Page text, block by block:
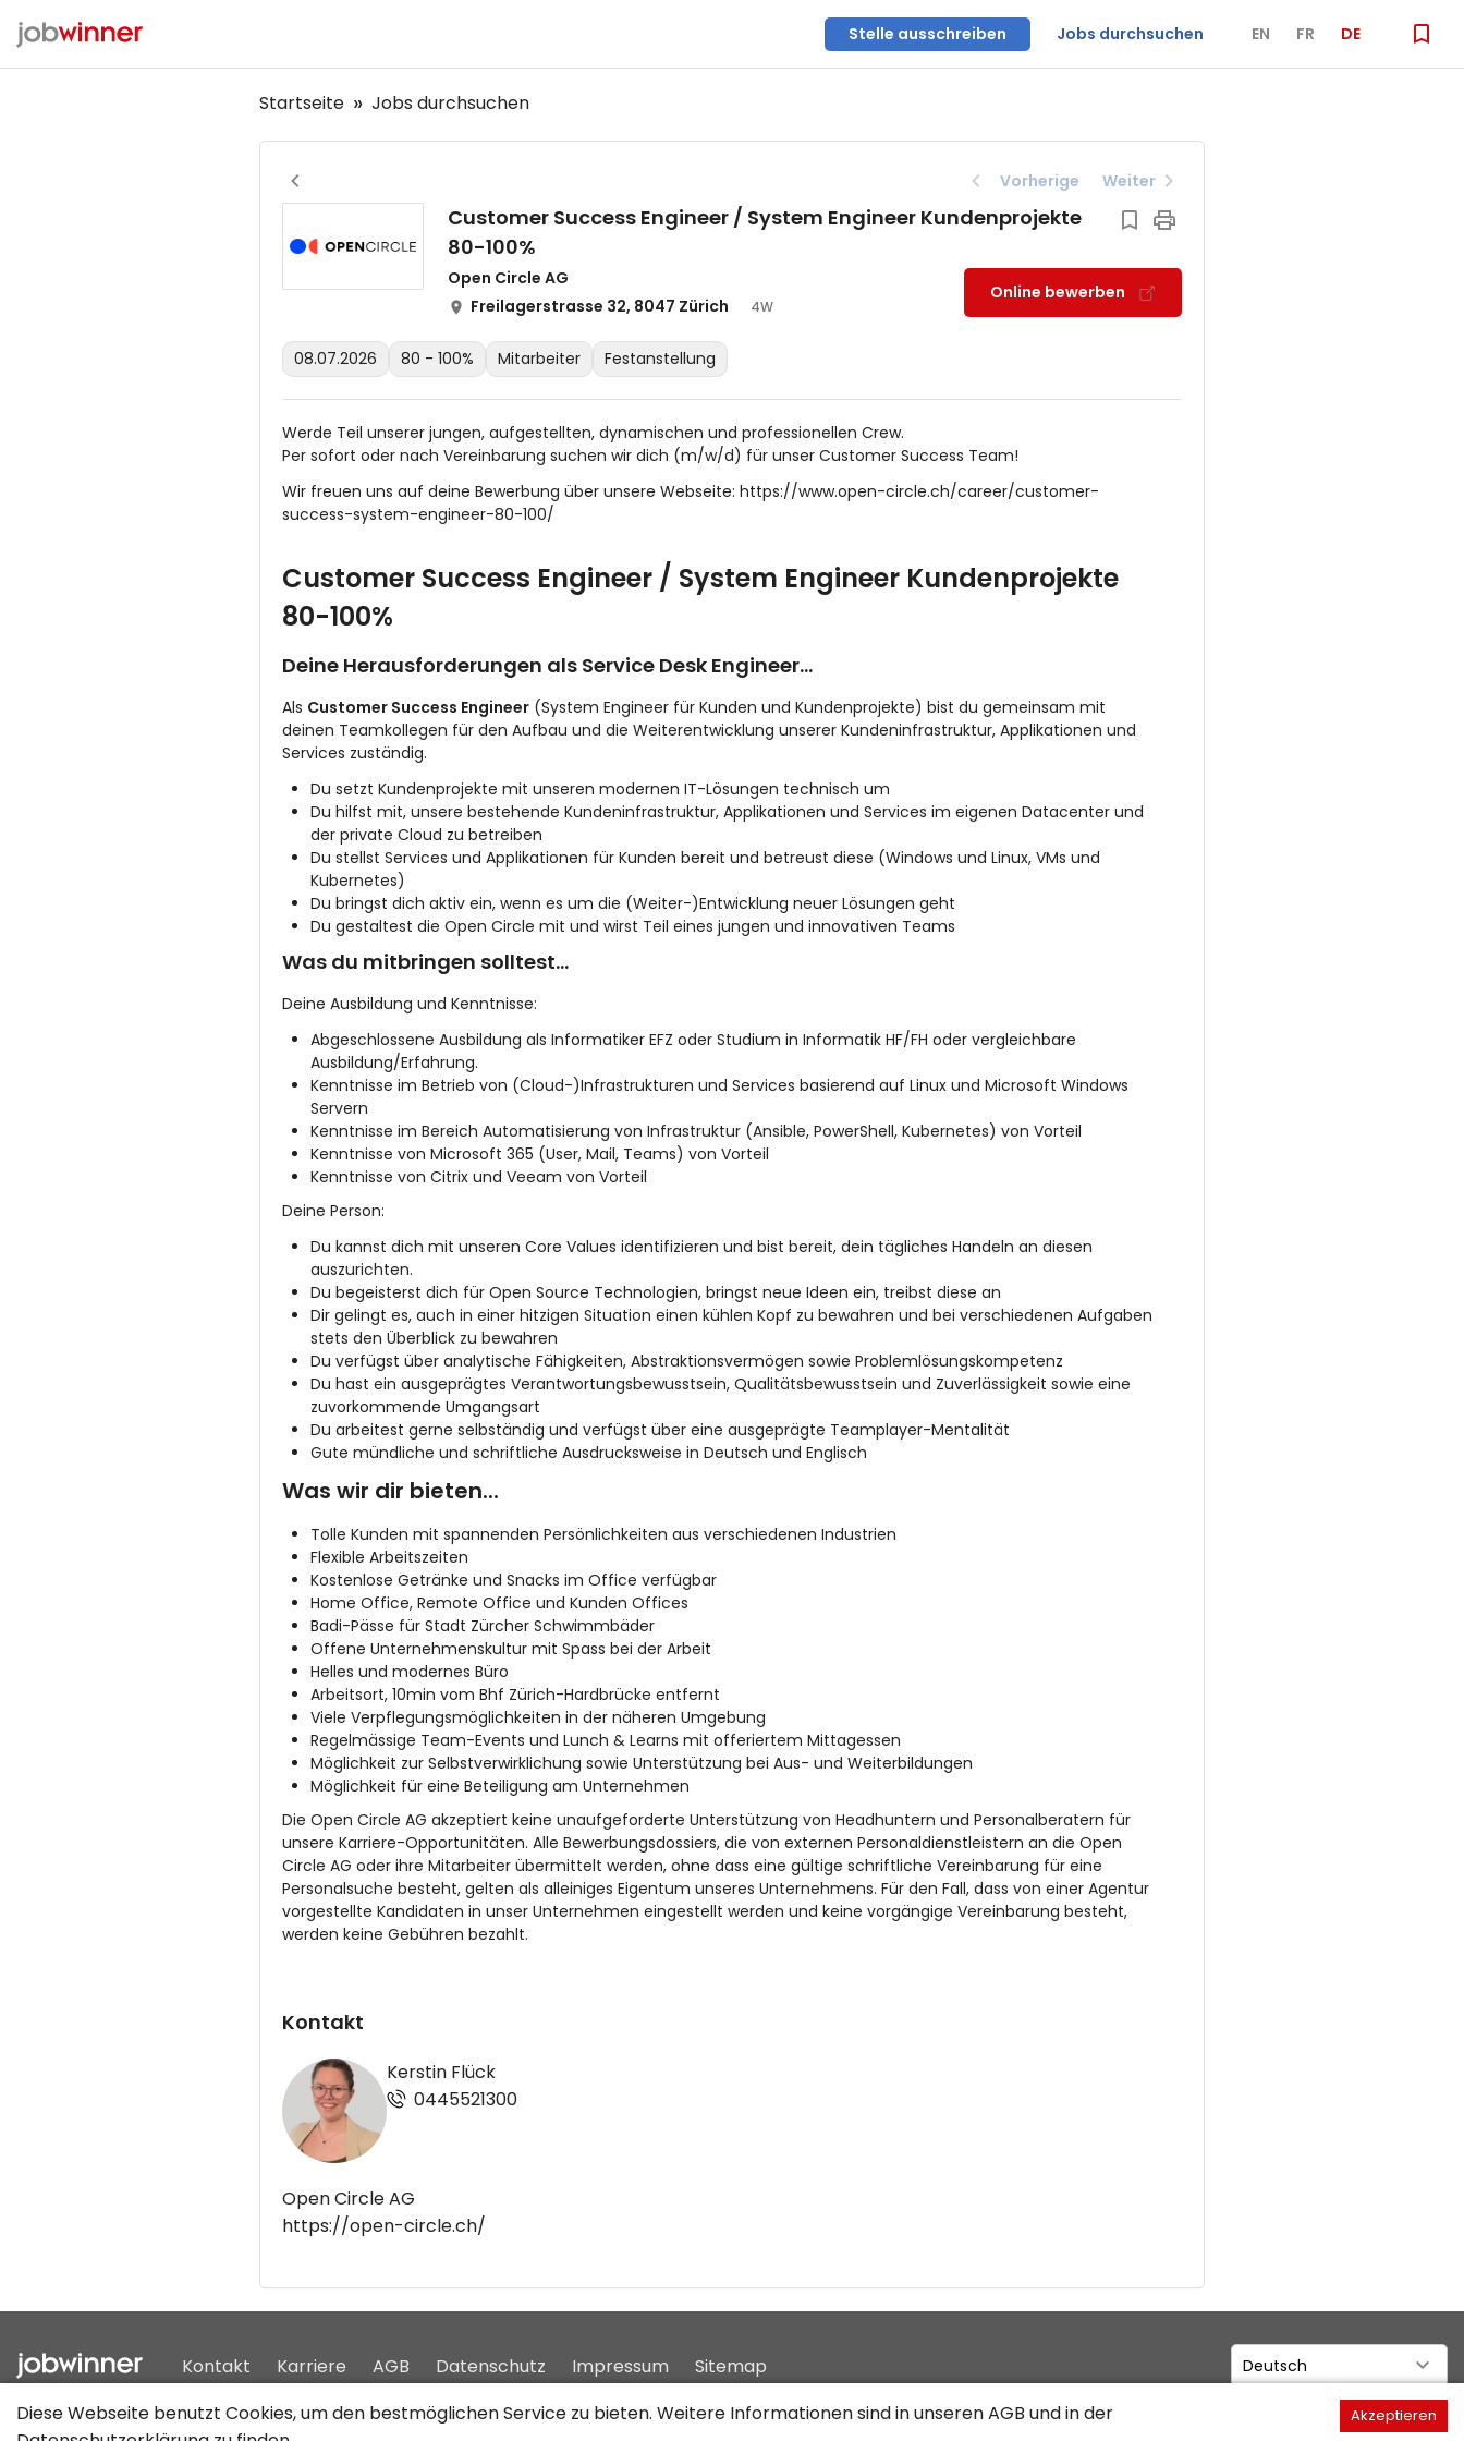
Stelle ausschreiben Jobs durchsuchen EN FR DE
Startseite Jobs durchsuchen
Vorherige Weiter
Customer Success Engineer / System Engineer Kundenprojekte
80-100%
Open Circle AG
Freilagerstrasse 32, 8047 Zürich
4W
Online bewerben
08.07.2026 80 - 100% Mitarbeiter Festanstellung
Werde Teil unserer jungen, aufgestellten, dynamischen und professionellen Crew.
Per sofort oder nach Vereinbarung suchen wir dich (m/w/d) für unser Customer Success Team!
Wir freuen uns auf deine Bewerbung über unsere Webseite: https://www.open-circle.ch/career/customer-
success-system-engineer-80-100/
Customer Success Engineer / System Engineer Kundenprojekte
80-100%
Deine Herausforderungen als Service Desk Engineer…
Als Customer Success Engineer (System Engineer für Kunden und Kundenprojekte) bist du gemeinsam mit
deinen Teamkollegen für den Aufbau und die Weiterentwicklung unserer Kundeninfrastruktur, Applikationen und
Services zuständig.
Du setzt Kundenprojekte mit unseren modernen IT-Lösungen technisch um
Du hilfst mit, unsere bestehende Kundeninfrastruktur, Applikationen und Services im eigenen Datacenter und
der private Cloud zu betreiben
Du stellst Services und Applikationen für Kunden bereit und betreust diese (Windows und Linux, VMs und
Kubernetes)
Du bringst dich aktiv ein, wenn es um die (Weiter-)Entwicklung neuer Lösungen geht
Du gestaltest die Open Circle mit und wirst Teil eines jungen und innovativen Teams
Was du mitbringen solltest…
Deine Ausbildung und Kenntnisse:
Abgeschlossene Ausbildung als Informatiker EFZ oder Studium in Informatik HF/FH oder vergleichbare
Ausbildung/Erfahrung.
Kenntnisse im Betrieb von (Cloud-)Infrastrukturen und Services basierend auf Linux und Microsoft Windows
Servern
Kenntnisse im Bereich Automatisierung von Infrastruktur (Ansible, PowerShell, Kubernetes) von Vorteil
Kenntnisse von Microsoft 365 (User, Mail, Teams) von Vorteil
Kenntnisse von Citrix und Veeam von Vorteil
Deine Person:
Du kannst dich mit unseren Core Values identifizieren und bist bereit, dein tägliches Handeln an diesen
auszurichten.
Du begeisterst dich für Open Source Technologien, bringst neue Ideen ein, treibst diese an
Dir gelingt es, auch in einer hitzigen Situation einen kühlen Kopf zu bewahren und bei verschiedenen Aufgaben
stets den Überblick zu bewahren
Du verfügst über analytische Fähigkeiten, Abstraktionsvermögen sowie Problemlösungskompetenz
Du hast ein ausgeprägtes Verantwortungsbewusstsein, Qualitätsbewusstsein und Zuverlässigkeit sowie eine
zuvorkommende Umgangsart
Du arbeitest gerne selbständig und verfügst über eine ausgeprägte Teamplayer-Mentalität
Gute mündliche und schriftliche Ausdrucksweise in Deutsch und Englisch
Was wir dir bieten...
Tolle Kunden mit spannenden Persönlichkeiten aus verschiedenen Industrien
Flexible Arbeitszeiten
Kostenlose Getränke und Snacks im Office verfügbar
Home Office, Remote Office und Kunden Offices
Badi-Pässe für Stadt Zürcher Schwimmbäder
Offene Unternehmenskultur mit Spass bei der Arbeit
Helles und modernes Büro
Arbeitsort, 10min vom Bhf Zürich-Hardbrücke entfernt
Viele Verpflegungsmöglichkeiten in der näheren Umgebung
Regelmässige Team-Events und Lunch & Learns mit offeriertem Mittagessen
Möglichkeit zur Selbstverwirklichung sowie Unterstützung bei Aus- und Weiterbildungen
Möglichkeit für eine Beteiligung am Unternehmen
Die Open Circle AG akzeptiert keine unaufgeforderte Unterstützung von Headhuntern und Personalberatern für
unsere Karriere-Opportunitäten. Alle Bewerbungsdossiers, die von externen Personaldienstleistern an die Open
Circle AG oder ihre Mitarbeiter übermittelt werden, ohne dass eine gültige schriftliche Vereinbarung für eine
Personalsuche besteht, gelten als alleiniges Eigentum unseres Unternehmens. Für den Fall, dass von einer Agentur
vorgestellte Kandidaten in unser Unternehmen eingestellt werden und keine vorgängige Vereinbarung besteht,
werden keine Gebühren bezahlt.
Kontakt
Kerstin Flück
0445521300
Open Circle AG
https://open-circle.ch/
Kontakt Karriere AGB Datenschutz Impressum Sitemap Deutsch
Diese Webseite benutzt Cookies, um den bestmöglichen Service zu bieten. Weitere Informationen sind in unserenAGB und in der
Akzeptieren